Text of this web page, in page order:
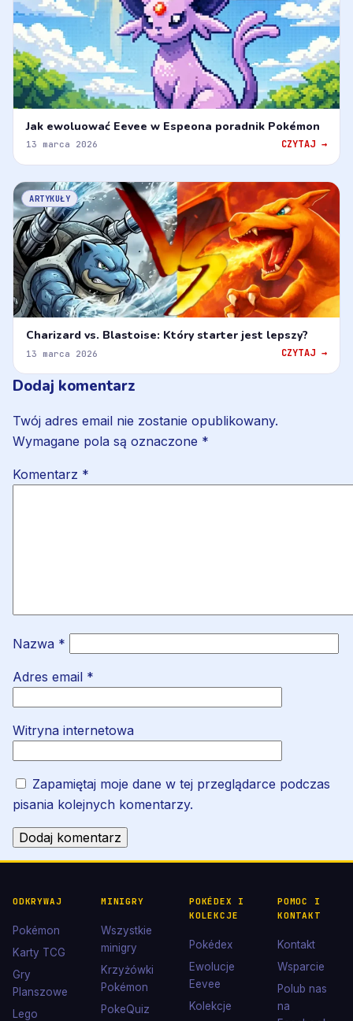
Jak ewoluować Eevee w Espeona poradnik Pokémon
13 marca 2026 CZYTAJ →
ARTYKUŁY
Charizard vs. Blastoise: Który starter jest lepszy?
13 marca 2026 CZYTAJ →
Dodaj komentarz
Twój adres email nie zostanie opublikowany.
Wymagane pola są oznaczone *
Komentarz *
Nazwa *
Adres email *
Witryna internetowa
Zapamiętaj moje dane w tej przeglądarce podczas
pisania kolejnych komentarzy.
ODKRYWAJ
Pokémon
Karty TCG
Gry
Planszowe
Lego
MINIGRY
Wszystkie
minigry
Krzyżówki
Pokémon
PokeQuiz
POKÉDEX I
KOLEKCJE
Pokédex
Ewolucje
Eevee
Kolekcje
POMOC I
KONTAKT
Kontakt
Wsparcie
Polub nas
na